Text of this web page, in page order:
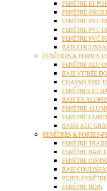
FENÊTRE ET
FENÊTRE
FENÊTRE PVC
FENÊTRE PVC
FENÊTRE PVC
BAIE
FENÊTRES & PORTES-
FENÊTRE ALU
BAIE VITRÉE
CHASSIS FIXE
FENÊTRES ET
BAIE EN
FENÊTRE
FENETRE
BAIES ALU
FENÊTRES & PORTES-
FENÊTRE
FENÊTRE BAIE
FENÊTRE
BAIE
PORTE-
FENÊTRE BOIS